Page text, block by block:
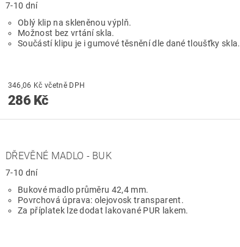
7-10 dní
Oblý klip na skleněnou výplň.
Možnost bez vrtání skla.
Součástí klipu je i gumové těsnění dle dané tloušťky skla.
346,06 Kč včetně DPH
286 Kč
DŘEVĚNÉ MADLO - BUK
7-10 dní
Bukové madlo průměru 42,4 mm.
Povrchová úprava: olejovosk transparent.
Za příplatek lze dodat lakované PUR lakem.